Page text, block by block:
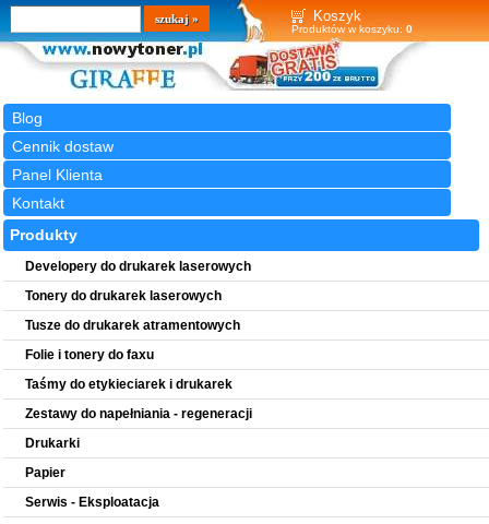
Koszyk
Produktów w koszyku: 0
Blog
Cennik dostaw
Panel Klienta
Kontakt
Wyszukiwarka
szukaj
Produkty
Developery do drukarek laserowych
Tonery do drukarek laserowych
Tusze do drukarek atramentowych
Folie i tonery do faxu
Taśmy do etykieciarek i drukarek
Zestawy do napełniania - regeneracji
Drukarki
Papier
Serwis - Eksploatacja